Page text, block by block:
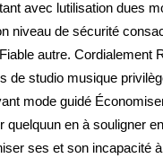
avec lutilisation dues
niveau de sécurité
autre. Cordialement
de studio musique
mode guidé
quelquun en à souligner
ses et son incapacité